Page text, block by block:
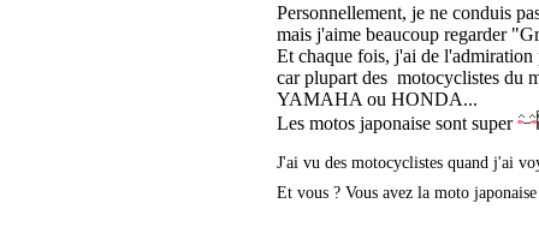
Personnellement, je ne conduis
mais j'aime beaucoup regarder
Et chaque fois, j'ai de l'admiration
car plupart des motocyclistes du
YAMAHA ou HONDA...
Les motos japonaise sont super
J'ai vu des motocyclistes quand j'ai
Et vous ? Vous avez la moto